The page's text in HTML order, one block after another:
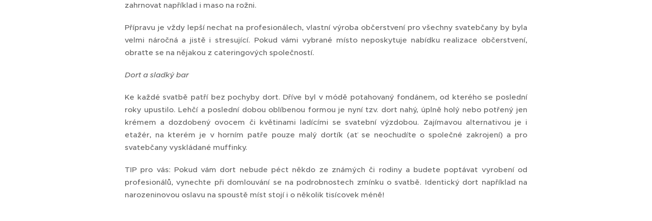
zahrnovat například i maso na rožni.
Přípravu je vždy lepší nechat na profesionálech, vlastní výroba občerstvení pro všechny svatebčany by byla
velmi náročná a jistě i stresující. Pokud vámi vybrané místo neposkytuje nabídku realizace občerstvení,
obraťte se na nějakou z cateringových společností.
Dort a sladký bar
Ke každé svatbě patří bez pochyby dort. Dříve byl v módě potahovaný fondánem, od kterého se poslední
roky upustilo. Lehčí a poslední dobou oblíbenou formou je nyní tzv. dort nahý, úplně holý nebo potřený jen
krémem a dozdobený ovocem či květinami ladícími se svatební výzdobou. Zajímavou alternativou je i
etažér, na kterém je v horním patře pouze malý dortík (ať se neochudíte o společné zakrojení) a pro
svatebčany vyskládané muffinky.
TIP pro vás: Pokud vám dort nebude péct někdo ze známých či rodiny a budete poptávat vyrobení od
profesionálů, vynechte při domlouvání se na podrobnostech zmínku o svatbě. Identický dort například na
narozeninovou oslavu na spoustě míst stojí i o několik tisícovek méně! 😊